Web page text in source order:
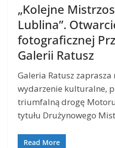
„Kolejne
Lublina”.
fotograficznej
Galerii Ratusz
Galeria Ratusz zaprasza
wydarzenie kulturalne,
triumfalną drogę
tytułu Drużynowego
Read More